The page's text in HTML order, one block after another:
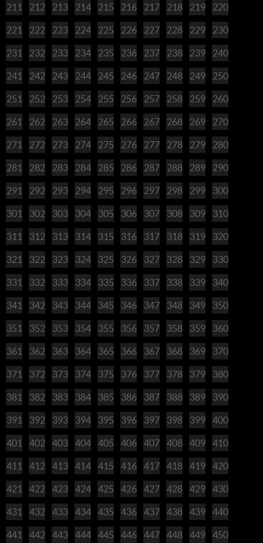
211 212 213 214 215 216 217 218 219 220
221 222 223 224 225 226 227 228 229 230
231 232 233 234 235 236 237 238 239 240
241 242 243 244 245 246 247 248 249 250
251 252 253 254 255 256 257 258 259 260
261 262 263 264 265 266 267 268 269 270
271 272 273 274 275 276 277 278 279 280
281 282 283 284 285 286 287 288 289 290
291 292 293 294 295 296 297 298 299 300
301 302 303 304 305 306 307 308 309 310
311 312 313 314 315 316 317 318 319 320
321 322 323 324 325 326 327 328 329 330
331 332 333 334 335 336 337 338 339 340
341 342 343 344 345 346 347 348 349 350
351 352 353 354 355 356 357 358 359 360
361 362 363 364 365 366 367 368 369 370
371 372 373 374 375 376 377 378 379 380
381 382 383 384 385 386 387 388 389 390
391 392 393 394 395 396 397 398 399 400
401 402 403 404 405 406 407 408 409 410
411 412 413 414 415 416 417 418 419 420
421 422 423 424 425 426 427 428 429 430
431 432 433 434 435 436 437 438 439 440
441 442 443 444 445 446 447 448 449 450